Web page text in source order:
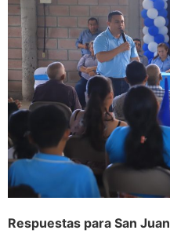
Respuestas para San Juan